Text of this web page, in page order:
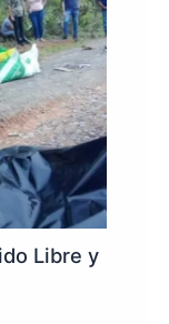
Libre y